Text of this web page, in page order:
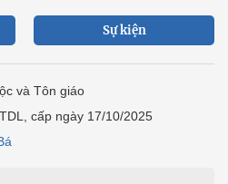
Sự kiện
và Tôn giáo
cấp ngày 17/10/2025